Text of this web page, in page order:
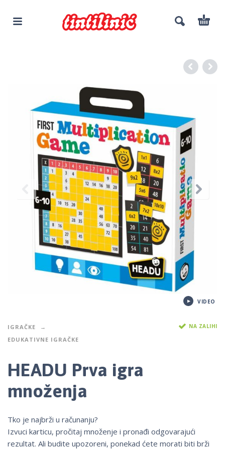
VIDEO
IGRAČKE
EDUKATIVNE IGRAČKE
NA ZALIHI
HEADU Prva igra
množenja
Tko je najbrži u računanju?
Izvuci karticu, pročitaj množenje i pronađi odgovarajući
rezultat. Ali budite upozoreni, ponekad ćete morati biti brži